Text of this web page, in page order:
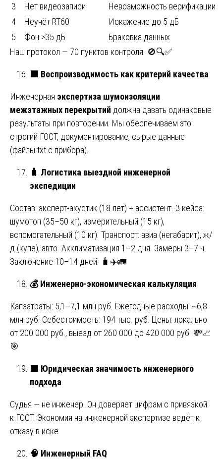
3
Нет видеозаписи
Невозможность верификации
4
Неучёт RT60
Искажение до 5 дБ
5
Фон >35 дБ
Браковка данных
Наш протокол — 70 пунктов контроля. 🚫🔍✅
🟩 Воспроизводимость как критерий качества
Инженерная экспертиза шумоизоляции
межэтажных перекрытий должна давать одинаковые
результаты при повторении. Мы обеспечиваем это:
строгий ГОСТ, документирование, сырые данные
(файлы.txt с прибора).
🧳 Логистика выездной инженерной
экспедиции
Состав: эксперт-акустик (18 лет) + ассистент. 3 кейса:
шумотоп (35–50 кг), измерительный (15 кг),
вспомогательный (10 кг). Транспорт: авиа (негабарит), ж/
д (купе), авто. Акклиматизация 1–2 дня. Замеры 3–7 ч.
Заключение 10–14 дней. 🧳✈️🚛
💰Инженерно-экономическая калькуляция
Капзатраты: 5,1–7,1 млн руб. Ежегодные расходы: ~6,8
млн руб. Себестоимость: 194 тыс. руб. Цены: локально
от 200 000 руб., выезд от 260 000 до 420 000 руб. 💸📈
🎯
🟩 Юридическая значимость инженерного
подхода
Судья — не инженер. Он доверяет цифрам с привязкой
к ГОСТ. Экономия на инженерной экспертизе ведёт к
отказу в иске.
🧠 Инженерный FAQ